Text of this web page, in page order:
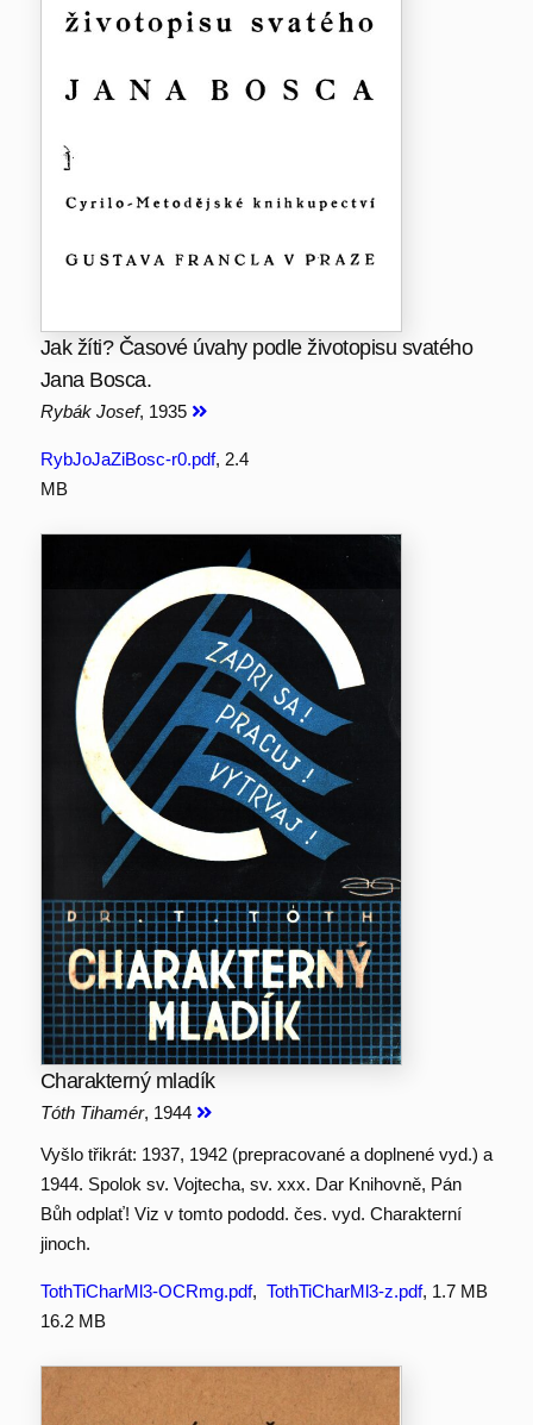
Jak žíti? Časové úvahy podle životopisu svatého
Jana Bosca.
Rybák Josef, 1935
RybJoJaZiBosc-r0.pdf, 2.4
MB
Charakterný mladík
Tóth Tihamér, 1944
Vyšlo třikrát: 1937, 1942 (prepracované a doplnené vyd.) a
1944. Spolok sv. Vojtecha, sv. xxx. Dar Knihovně, Pán
Bůh odplať! Viz v tomto pododd. čes. vyd. Charakterní
jinoch.
TothTiCharMl3-OCRmg.pdf,
16.2 MB
TothTiCharMl3-z.pdf, 1.7 MB